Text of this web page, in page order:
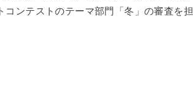
ンテストのテーマ部門「冬」の審査を担